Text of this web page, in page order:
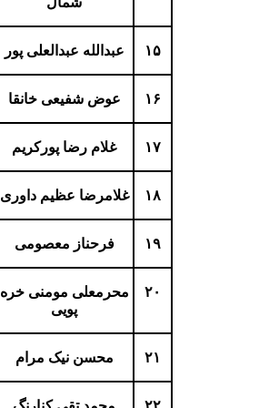
۱۵ عبدالله عبدالعلی پور
۱۶ عوض شفیعی خانقا
۱۷ غلام رضا پورکریم
۱۸ غلامرضا عظیم داوری
۱۹ فرحناز معصومی
۲۰
محرمعلی مومنی خره
پویی
۲۱ محسن نیک مرام